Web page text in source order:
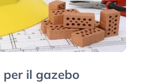
per il gazebo